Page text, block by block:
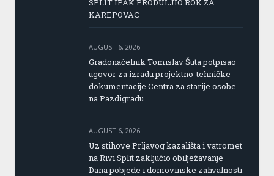
SPLIT IPAK PRODULJIO ROK ZA
KAREPOVAC
AUGUST 6, 2026
Gradonačelnik Tomislav Šuta potpisao
ugovor za izradu projektno-tehničke
dokumentacije Centra za starije osobe
na Pazdigradu
AUGUST 6, 2026
Uz stihove Prljavog kazališta i vatromet
na Rivi Split zaključio obilježavanje
Dana pobjede i domovinske zahvalnosti